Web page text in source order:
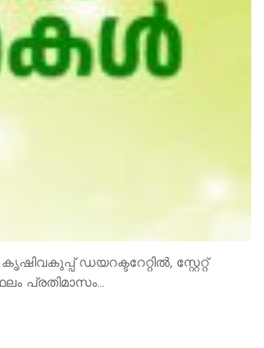
ഡയറക്ടറേറ്റിൽ, സ്റ്റേറ്റ്
പ്രതിമാസം…